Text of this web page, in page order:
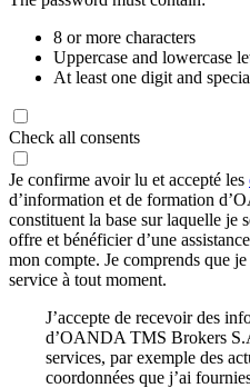
8 or more characters
Uppercase and lowercase
At least one digit and
Check all consents
Je confirme avoir lu et accepté les
d’information et de formation
constituent la base sur laquelle je
offre et bénéficier d’une
mon compte. Je comprends que
service à tout moment.
J’accepte de recevoir des
d’OANDA TMS Brokers
services, par exemple des
coordonnées que j’ai